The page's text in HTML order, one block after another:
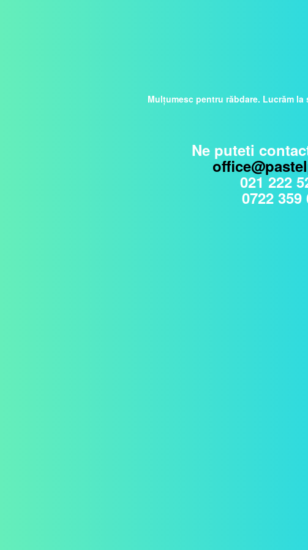
Mulțumesc pentru răbdare. Lucrăm
Ne puteti
021 222
0722 359